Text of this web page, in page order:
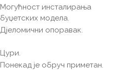
Могућност инсталирања
буџетских модела.
Дјеломични опоравак.
Цури.
Понекад је обруч приметан.